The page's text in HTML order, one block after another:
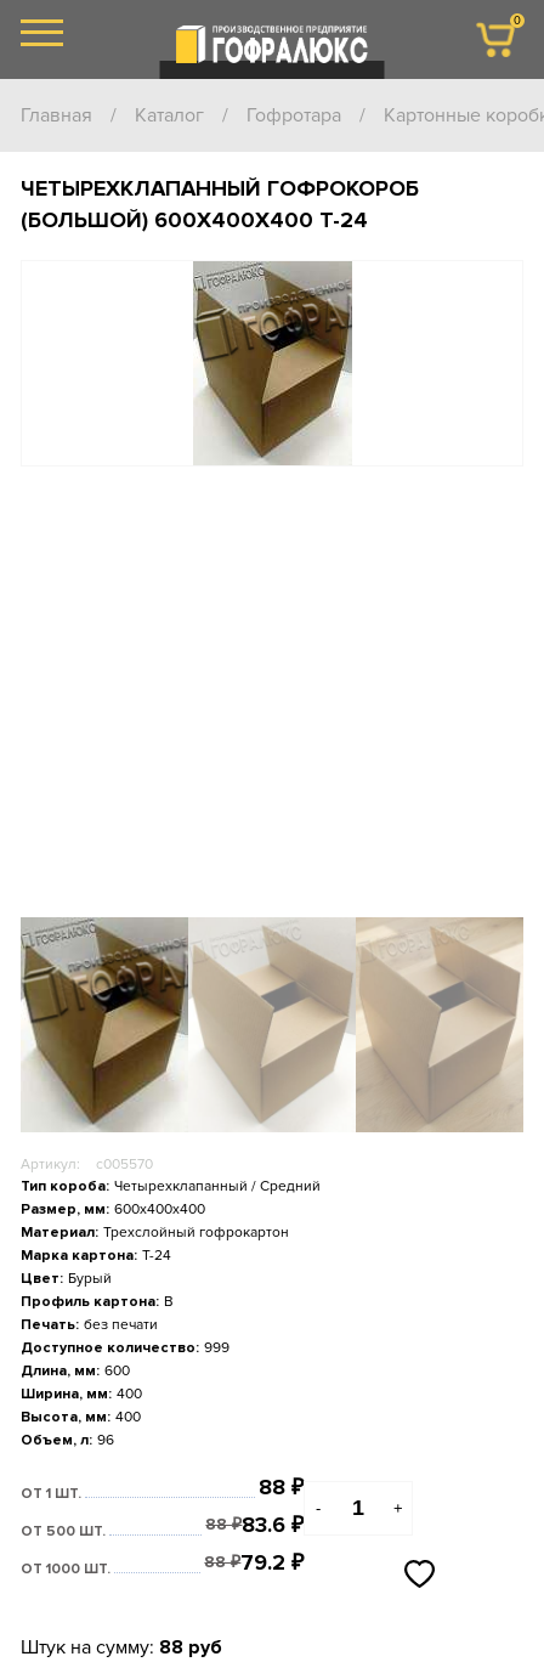
Главная / Каталог / Гофротара / Картонные
ЧЕТЫРЕХКЛАПАННЫЙ ГОФРОКОРОБ
(БОЛЬШОЙ) 600Х400Х400 T-24
Артикул:
c005570
Тип короба: Четырехклапанный / Средний
Размер, мм: 600x400x400
Материал: Трехслойный гофрокартон
Марка картона: Т-24
Цвет: Бурый
Профиль картона: B
Печать: без печати
Доступное количество: 999
Длина, мм: 600
Ширина, мм: 400
Высота, мм: 400
Объем, л: 96
ОТ 1 ШТ. 88₽
ОТ 500 ШТ. 88₽83.6₽
ОТ 1000 ШТ. 88₽79.2₽
Штук на сумму: 88 руб
- +